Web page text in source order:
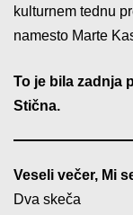
kulturnem tednu
namesto Marte
To je bila zadnja
Stična.
Veseli večer, Mi
Dva skeča